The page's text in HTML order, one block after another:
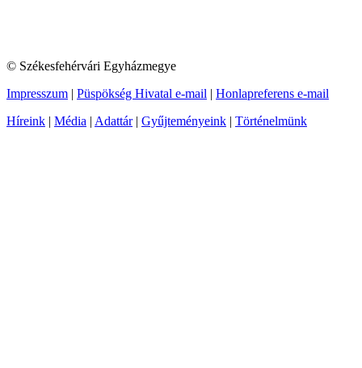
© Székesfehérvári Egyházmegye
Impresszum | Püspökség Hivatal e-mail | Honlapreferens e-mail
Híreink | Média | Adattár| Gyűjteményeink | Történelmünk